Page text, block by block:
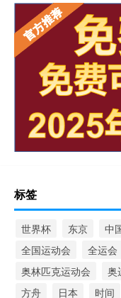
标签
世界杯 东京 中
全国运动会
全运会
奥林匹克运动会
奥
方舟
日本 时间